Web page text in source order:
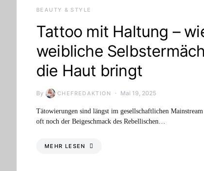
BEAUTY & STYLE
Tattoo mit Haltung –
weibliche
die Haut bringt
By CHEFREDAKTION Mai 19, 2025
Tätowierungen sind längst im gesellschaftlichen
oft noch der Beigeschmack des Rebellischen…
MEHR LESEN